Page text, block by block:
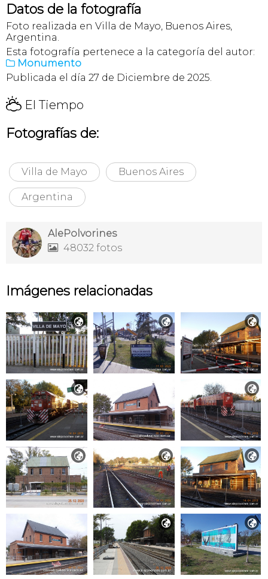
Datos de la fotografía
Foto realizada en Villa de Mayo, Buenos Aires,
Argentina.
Esta fotografía pertenece a la categoría del autor:
 Monumento
Publicada el día 27 de Diciembre de 2025.
H El Tiempo
Fotografías de:
Villa de Mayo Buenos Aires
Argentina
AlePolvorines
 48032 fotos
Imágenes relacionadas
  
 
  
 